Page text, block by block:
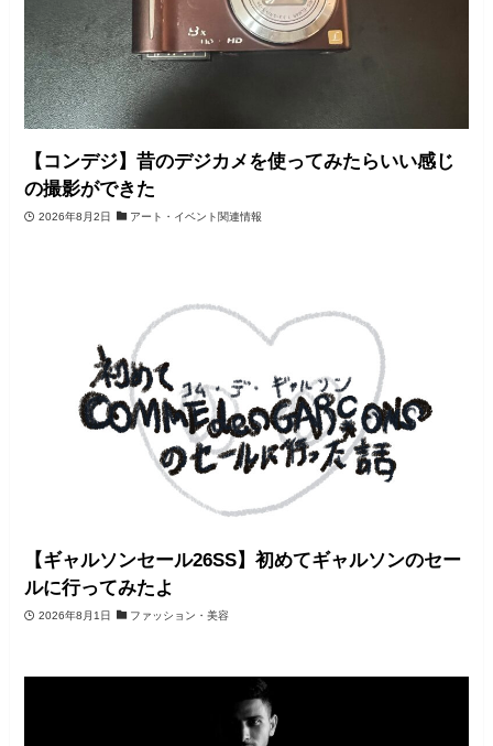
【コンデジ】昔のデジカメを使ってみたらいい感じ
の撮影ができた
2026年8月2日 アート・イベント関連情報
【ギャルソンセール26SS】初めてギャルソンのセー
ルに行ってみたよ
2026年8月1日 ファッション・美容